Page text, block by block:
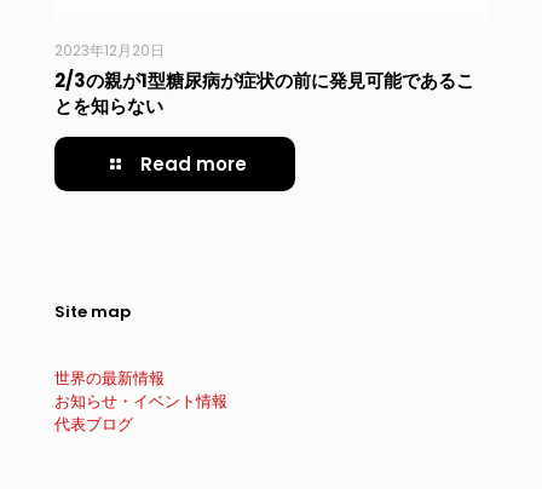
2023年12月20日
2/3の親が1型糖尿病が症状の前に発見可能であるこ
とを知らない
Read more
Site map
世界の最新情報
お知らせ・イベント情報
代表ブログ